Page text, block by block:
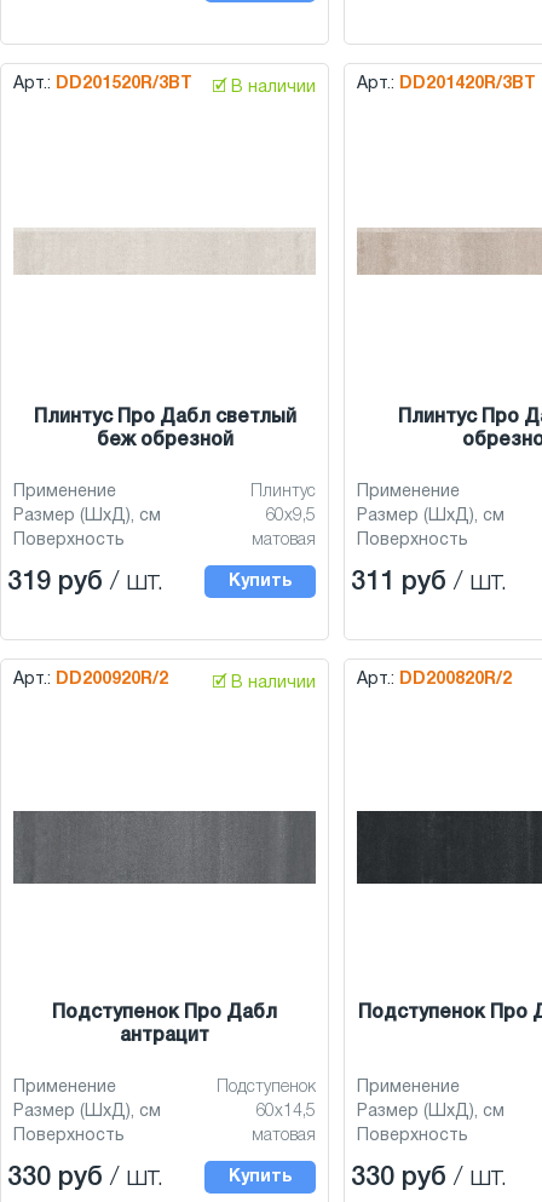
Арт.: DD201520R/3BT 🗹 В наличии
Плинтус Про Дабл светлый
беж обрезной
Применение
Плинтус
Размер (ШхД), см
60x9,5
Поверхность
матовая
319 руб / шт. Купить
Арт.: DD201420R/3BT
Плинтус Про
Применение
Размер (ШхД), см
Поверхность
311 руб / шт.
Арт.: DD200920R/2 🗹 В наличии
Подступенок Про Дабл
антрацит
Применение
Подступенок
Размер (ШхД), см
60x14,5
Поверхность
матовая
330 руб / шт. Купить
Арт.: DD200820R/2
Подступенок Про
Применение
Размер (ШхД), см
Поверхность
330 руб / шт.